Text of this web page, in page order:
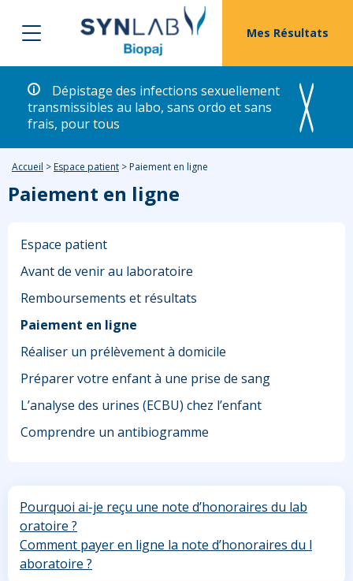
Mes Résultats
Dépistage des infections sexuellement
transmissibles au labo, sans ordo et sans
frais, pour tous
Accueil > Espace patient > Paiement en ligne
Paiement en ligne
Espace patient
Avant de venir au laboratoire
Remboursements et résultats
Paiement en ligne
Réaliser un prélèvement à domicile
Préparer votre enfant à une prise de sang
L’analyse des urines (ECBU) chez l’enfant
Comprendre un antibiogramme
Pourquoi ai-je reçu une note d’honoraires du lab
oratoire ?
Comment payer en ligne la note d’honoraires du l
aboratoire ?